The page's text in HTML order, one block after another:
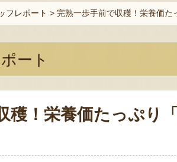
フレポート > 完熟一歩手前で収穫！栄養価た
ート
穫！栄養価たっぷり